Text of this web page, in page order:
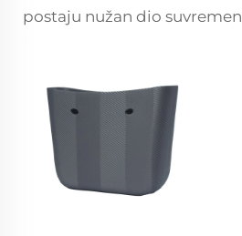
postaju nužan dio